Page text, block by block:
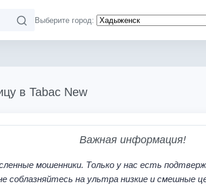
Выберите город:
в Tabac New
Важная информация!
мошенники. Только у нас есть
соблазняйтесь на ультра низкие и смешные